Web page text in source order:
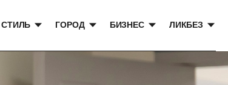
СТИЛЬ ГОРОД БИЗНЕС ЛИКБЕЗ